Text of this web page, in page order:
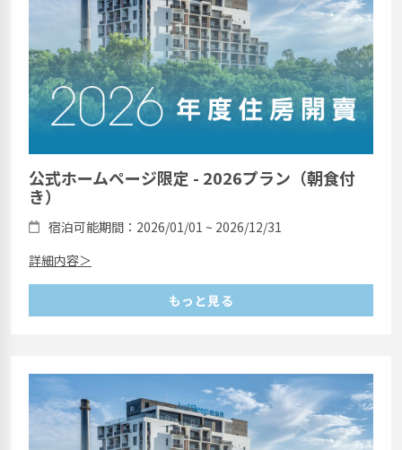
公式ホームページ限定 - 2026プラン（朝食付
き）
宿泊可能期間：2026/01/01 ~ 2026/12/31
詳細内容＞
もっと見る